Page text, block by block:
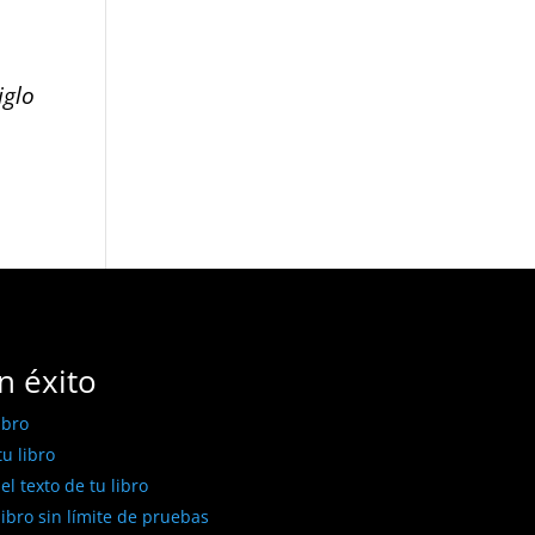
éxito
libro
texto de tu libro
sin límite de pruebas